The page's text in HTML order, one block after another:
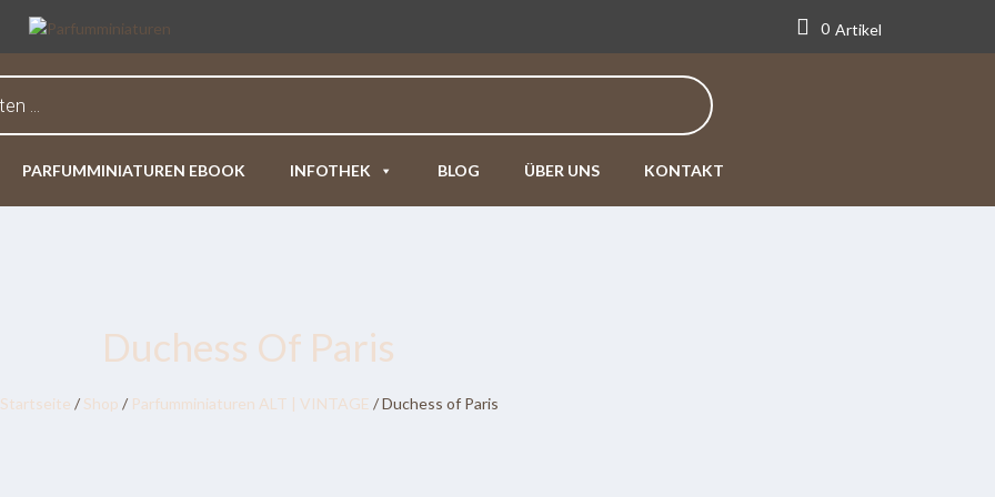
0 Artikel
PARFUMMINIATUREN EBOOK INFOTHEK BLOG ÜBER UNS KONTAKT
Duchess Of Paris
Startseite / Shop / Parfumminiaturen ALT | VINTAGE / Duchess of Paris